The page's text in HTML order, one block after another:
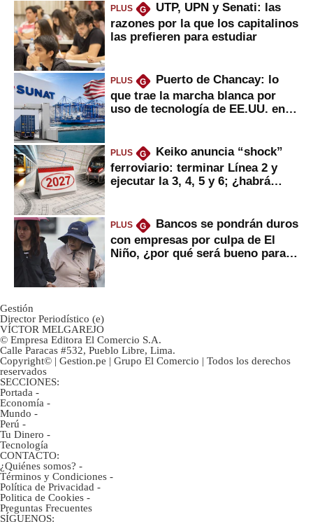
PLUS G
UTP, UPN y Senati: las
razones por la que los capitalinos
las prefieren para estudiar
PLUS G
Puerto de Chancay: lo
que trae la marcha blanca por
uso de tecnología de EE.UU. en
PLUS G
Keiko anuncia “shock”
ferroviario: terminar Línea 2 y
ejecutar la 3, 4, 5 y 6; ¿habrá
PLUS G
Bancos se pondrán duros
con empresas por culpa de El
Niño, ¿por qué será bueno para
Gestión
Director Periodístico (e)
VÍCTOR MELGAREJO
© Empresa Editora El Comercio S.A.
Calle Paracas #532, Pueblo Libre, Lima.
Copyright© | Gestion.pe | Grupo El Comercio | Todos los derechos
reservados
SECCIONES:
Portada -
Economía -
Mundo -
Perú -
Tu Dinero -
Tecnología
CONTACTO:
¿Quiénes somos? -
Términos y Condiciones -
Política de Privacidad -
Politica de Cookies -
Preguntas Frecuentes
SÍGUENOS: